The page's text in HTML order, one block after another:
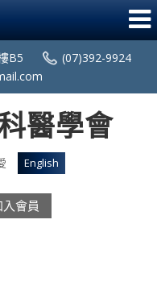
B5
(07)392-9924
English
入會員